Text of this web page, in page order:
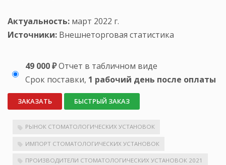
Актуальность: март 2022 г.
Источники: Внешнеторговая статистика
49 000 ₽Отчет в табличном виде
Срок поставки, 1 рабочий день после оплаты
ЗАКАЗАТЬ БЫСТРЫЙ ЗАКАЗ
РЫНОК СТОМАТОЛОГИЧЕСКИХ УСТАНОВОК
ИМПОРТ СТОМАТОЛОГИЧЕСКИХ УСТАНОВОК
ПРОИЗВОДИТЕЛИ СТОМАТОЛОГИЧЕСКИХ УСТАНОВОК 2021